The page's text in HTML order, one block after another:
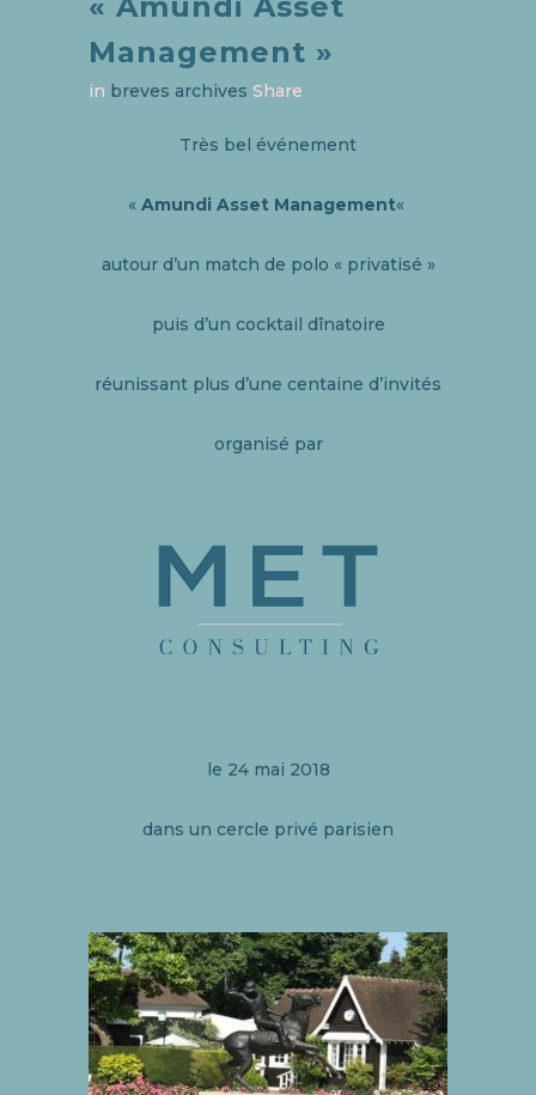
Management »
in breves archives Share
Très bel événement
« Amundi Asset Management«
autour d’un match de polo « privatisé »
puis d’un cocktail dînatoire
réunissant plus d’une centaine d’invités
organisé par
le 24 mai 2018
dans un cercle privé parisien